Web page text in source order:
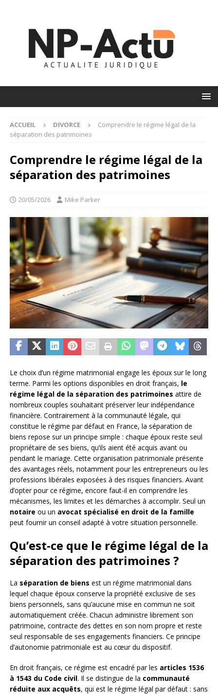
ACCUEIL DIVORCE
Comprendre le régime légal de la
séparation des patrimoines
Comprendre le régime légal de la
séparation des patrimoines
20/05/2026 Mike Parker
Le choix d’un régime matrimonial engage les époux sur le long
terme. Parmi les options disponibles en droit français, le
régime légal de la séparation des patrimoines attire de
nombreux couples souhaitant préserver leur indépendance
financière. Contrairement à la communauté légale, qui
constitue le régime par défaut en France, la séparation de
biens repose sur un principe simple : chaque époux reste seul
propriétaire de ses biens, qu’ils aient été acquis avant ou
pendant le mariage. Cette organisation patrimoniale présente
des avantages réels, notamment pour les entrepreneurs ou les
professions libérales exposées à des risques financiers. Avant
d’opter pour ce régime, encore faut-il en comprendre les
mécanismes, les limites et les démarches à accomplir. Seul un
notaire ou un avocat spécialisé en droit de la famille
peut fournir un conseil adapté à votre situation personnelle.
Qu’est-ce que le régime légal de la
séparation des patrimoines ?
La séparation de biens est un régime matrimonial dans
lequel chaque époux conserve la propriété exclusive de ses
biens personnels, sans qu’aucune mise en commun ne soit
automatiquement créée. Chacun administre librement son
patrimoine, contracte des dettes en son nom propre et reste
seul responsable de ses engagements financiers. Ce principe
d’autonomie patrimoniale est au cœur du dispositif.
En droit français, ce régime est encadré par les articles 1536
à 1543 du Code civil. Il se distingue de la communauté
réduite aux acquêts, qui est le régime légal par défaut : sans